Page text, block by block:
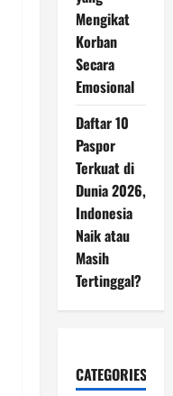
Mengikat
Korban
Secara
Emosional
Daftar 10
Paspor
Terkuat di
Dunia 2026,
Indonesia
Naik atau
Masih
Tertinggal?
CATEGORIES